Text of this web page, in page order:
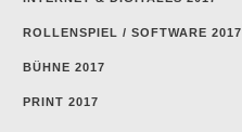
ROLLENSPIEL / SOFTWARE 2017
BÜHNE 2017
PRINT 2017